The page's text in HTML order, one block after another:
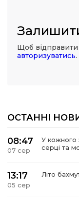
Щоб
авторизуватись.
ОСТАННІ
08:47
07 сер
У кожного
серці та
13:17
05 сер
Літо